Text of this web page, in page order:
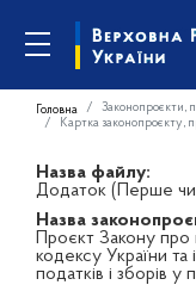
Головна Законопроєкти,
Картка законопроєкту,
Назва файлу:
Додаток (Перше
Назва
Проєкт Закону
кодексу України
податків і зборів